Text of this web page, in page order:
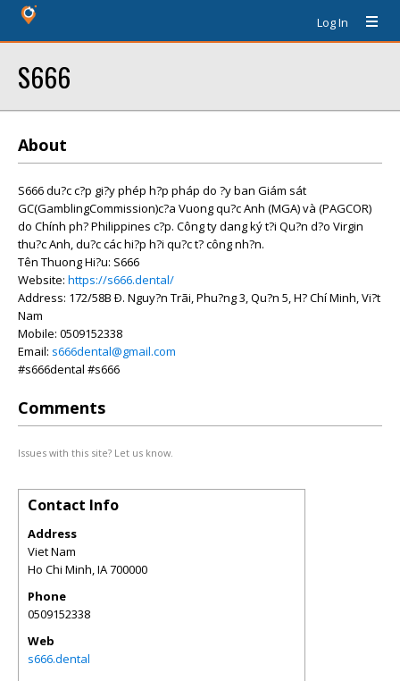
Log In
S666
About
S666 du?c c?p gi?y phép h?p pháp do ?y ban Giám sát
GC(GamblingCommission)c?a Vuong qu?c Anh (MGA) và (PAGCOR)
do Chính ph? Philippines c?p. Công ty dang ký t?i Qu?n d?o Virgin
thu?c Anh, du?c các hi?p h?i qu?c t? công nh?n.
Tên Thuong Hi?u: S666
Website: https://s666.dental/
Address: 172/58B Ð. Nguy?n Trãi, Phu?ng 3, Qu?n 5, H? Chí Minh, Vi?t
Nam
Mobile: 0509152338
Email: s666dental@gmail.com
#s666dental #s666
Comments
Issues with this site? Let us know.
Contact Info
Address
Viet Nam
Ho Chi Minh,IA700000
Phone
0509152338
Web
s666.dental